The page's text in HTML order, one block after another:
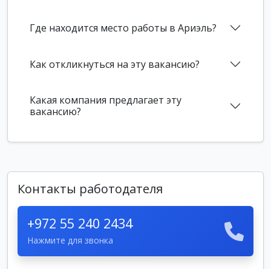
Где находится место работы в Ариэль?
Как откликнуться на эту вакансию?
Какая компания предлагает эту
вакансию?
Контакты работодателя
+972 55 240 2434
Нажмите для звонка